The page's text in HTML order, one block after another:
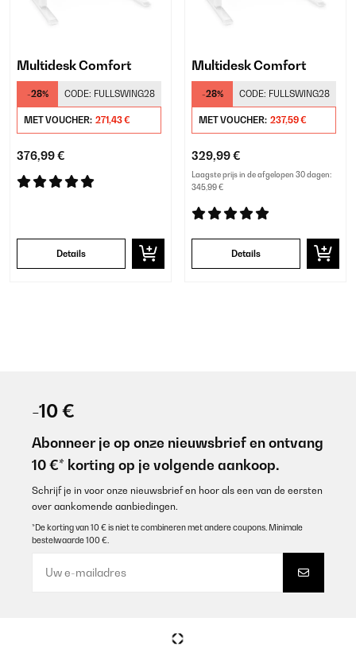
Multidesk Comfort
-28% CODE: FULLSWING28
MET VOUCHER: 271,43 €
376,99 €
Details
Multidesk Comfort
-28% CODE: FULLSWING28
MET VOUCHER: 237,59 €
329,99 €
Laagste prijs in de afgelopen 30 dagen:
345,99 €
Details
-10 €
Abonneer je op onze nieuwsbrief en ontvang
10 €* korting op je volgende aankoop.
Schrijf je in voor onze nieuwsbrief en hoor als een van de eersten
over aankomende aanbiedingen.
*De korting van 10 € is niet te combineren met andere coupons. Minimale
bestelwaarde 100 €.